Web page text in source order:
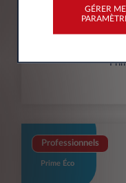
Professionnels
Prime Éco
GÉRER MES